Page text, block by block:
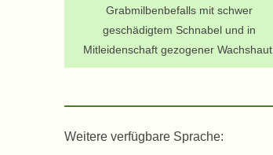
Grabmilbenbefalls mit schwer
geschädigtem Schnabel und in
Mitleidenschaft gezogener Wachshaut.
Weitere verfügbare Sprache: